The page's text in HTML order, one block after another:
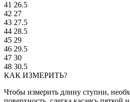
41 26.5
42 27
43 27.5
44 28.5
45 29
46 29.5
47 30
48 30.5
КАК ИЗМЕРИТЬ?
Чтобы измерить длину ступни,